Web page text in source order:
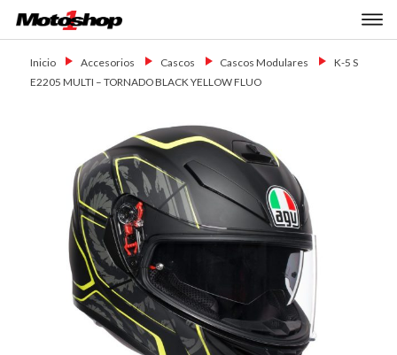
Motoshop
Ezeiza
Primary Menu
Inicio→ Accesorios → Cascos → Cascos Modulares →
K-5 S
E2205 MULTI – TORNADO BLACK YELLOW FLUO